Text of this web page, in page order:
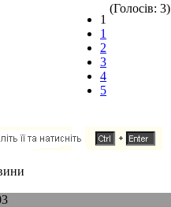
1
1
2
3
4
5
(Голосів: 3)